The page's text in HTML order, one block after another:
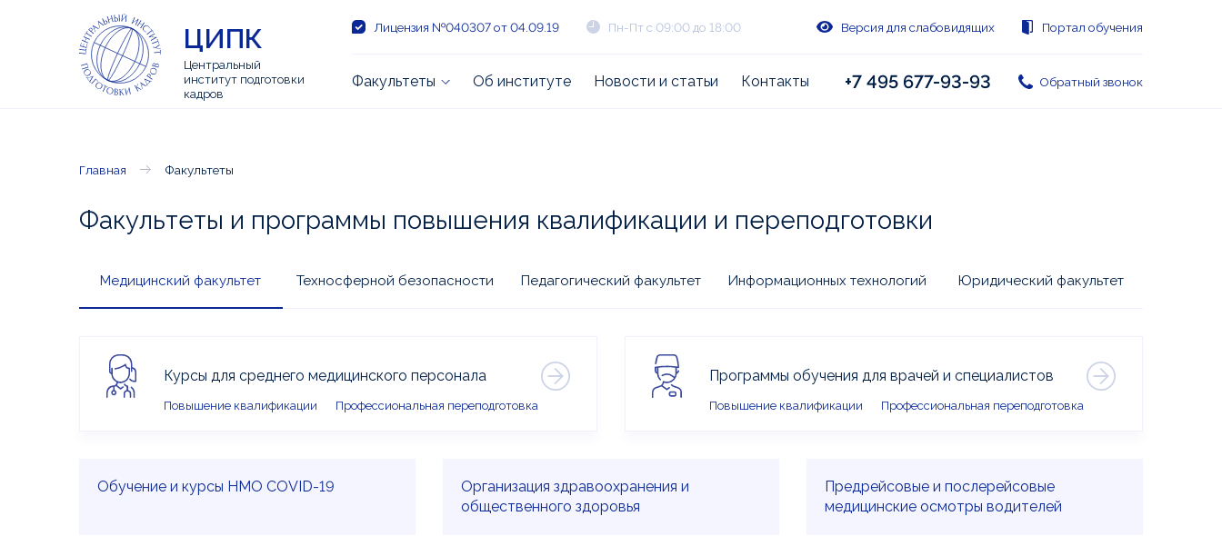
ЦИПК
Центральный
институт подготовки
кадров
Лицензия №040307 от 04.09.19 Пн-Пт с 09:00 до 18:00 Версия для слабовидящих Портал обучения
Факультеты Об институте Новости и статьи Контакты +7 495 677-93-93 Обратный звонок
Главная Факультеты
Факультеты и программы повышения квалификации и переподготовки
Медицинский факультет Техносферной безопасности Педагогический факультет Информационных технологий Юридический факультет
Курсы для среднего медицинского персонала
Повышение квалификации Профессиональная переподготовка
Программы обучения для врачей и специалистов
Повышение квалификации Профессиональная переподготовка
Обучение и курсы НМО COVID-19
Организация здравоохранения и
общественного здоровья
Предрейсовые и послерейсовые
медицинские осмотры водителей